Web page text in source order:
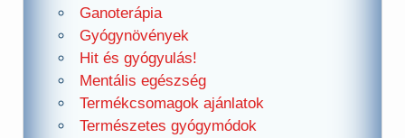
Ganoterápia
Gyógynövények
Hit és gyógyulás!
Mentális egészség
Termékcsomagok ajánlatok
Természetes gyógymódok